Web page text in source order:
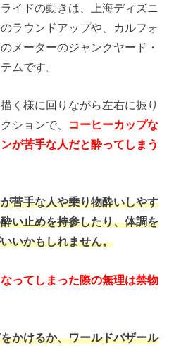
イドの動きは、上海ディズニ
ラウンドアップや、カルフォ
メーターのジャンクヤード・
ムです。
く様に回りながら左右に振り
ションで、 コーヒーカップな
が苦手な人だと酔ってしまう
苦手な人や乗り物酔いしやす
い止めを持参したり、体調を
いかもしれません。
ってしまった際の無理は禁物
かけるか、ワールドバザール